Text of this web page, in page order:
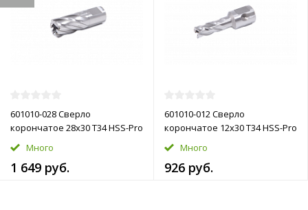
601010-028 Сверло
корончатое 28х30 T34 HSS-Pro
Много
1 649 руб.
601010-012 Сверло
корончатое 12х30 T34 HSS-Pro
Много
926 руб.